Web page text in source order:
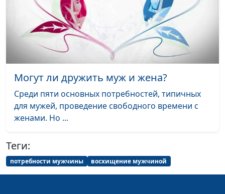
Евгений Кафтанов,
священнослужитель,
психолог-консультант
Зачем нам другие люди?
Мария Мараханова,
Евгений Кафтанов,
психолог-консультант
Деструктивное
поведение ребенка: что
Анна Богатская,
Лучшее образование и
воспитание для ребенка
Нелли Пашинян,
Могут ли дружить муж и жена?
Среди пяти основных потребностей, типичных
для мужей, проведение свободного времени с
женами. Но ...
Теги:
потребности мужчины восхищение мужчиной